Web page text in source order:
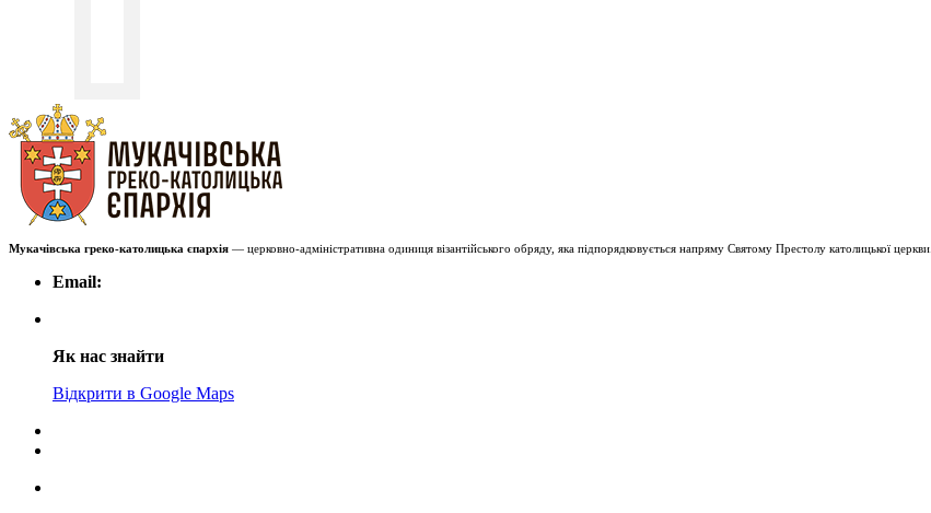
Мукачівська греко-католицька єпархія — церковно-адміністративна одиниця візантійського обряду, яка підпорядковується напряму Святому Престолу католицької церкви.
Email:
Як нас знайти
Відкрити в Google Maps